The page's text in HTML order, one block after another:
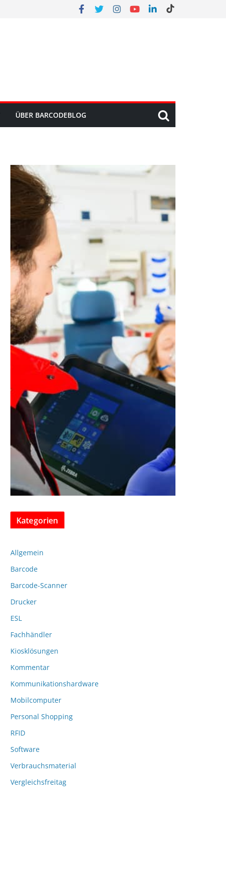
ÜBER BARCODEBLOG
Kategorien
Allgemein
Barcode
Barcode-Scanner
Drucker
ESL
Fachhändler
Kiosklösungen
Kommentar
Kommunikationshardware
Mobilcomputer
Personal Shopping
RFID
Software
Verbrauchsmaterial
Vergleichsfreitag